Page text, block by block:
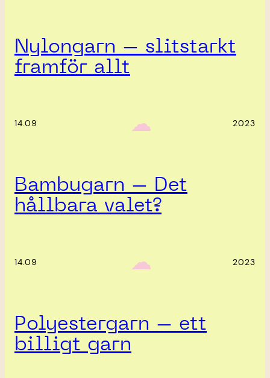
Nylongarn – slitstarkt
framför allt
14.09 ‎ ‎‎ ☁︎‎‎ 2023
Bambugarn – Det
hållbara valet?
14.09 ‎ ‎‎ ☁︎‎‎ 2023
Polyestergarn – ett
billigt garn